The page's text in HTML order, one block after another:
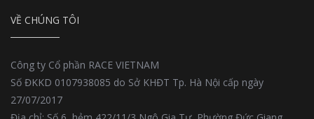
VỀ CHÚNG TÔI
Công ty Cổ phần RACE VIETNAM
Số ĐKKD 0107938085 do Sở KHĐT Tp. Hà Nội cấp ngày
27/07/2017